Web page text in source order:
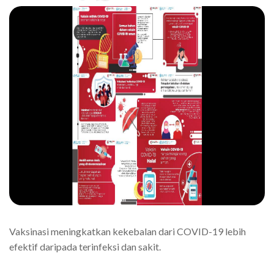
Vaksinasi meningkatkan kekebalan dari COVID-19 lebih
efektif daripada terinfeksi dan sakit.